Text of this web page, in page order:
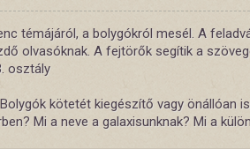
témájáról, a bolygókról mesél. A
olvasóknak. A fejtörők segítik a
osztály
Bolygók kötetét kiegészítő vagy
Mi a neve a galaxisunknak? Mi a